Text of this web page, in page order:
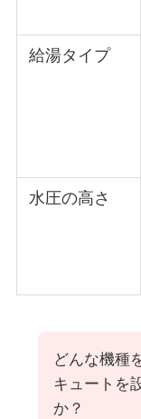
給湯タイプ
水圧の高さ
どんな機種
キュートを
か？